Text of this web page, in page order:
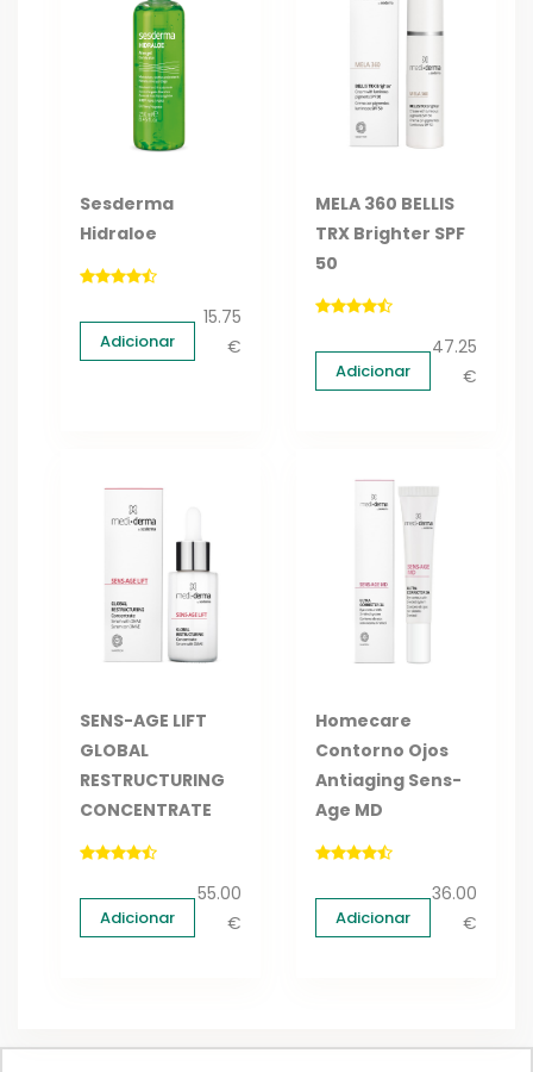
Sesderma
Hidraloe
Adicionar
15.75
€
MELA 360 BELLIS
TRX Brighter SPF
50
Adicionar
47.25
€
SENS-AGE LIFT
GLOBAL
RESTRUCTURING
CONCENTRATE
Adicionar
55.00
€
Homecare
Contorno Ojos
Antiaging Sens-
Age MD
Adicionar
36.00
€